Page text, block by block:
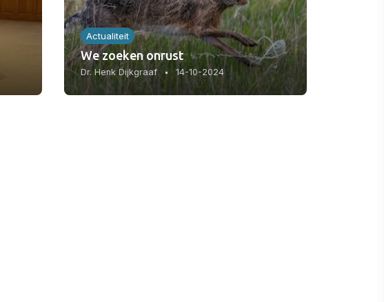
Actualiteit
We zoeken onrust
Dr. Henk Dijkgraaf 14-10-2024